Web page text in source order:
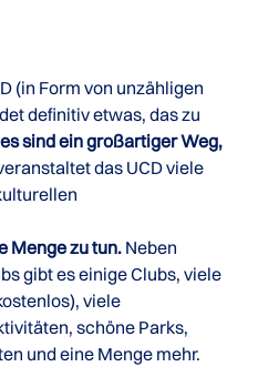
(in Form von unzähligen
definitiv etwas, das zu
sind ein großartiger Weg,
das UCD viele
Menge zu tun. Neben
gibt es einige Clubs, viele
viele
schöne Parks,
und eine Menge mehr.